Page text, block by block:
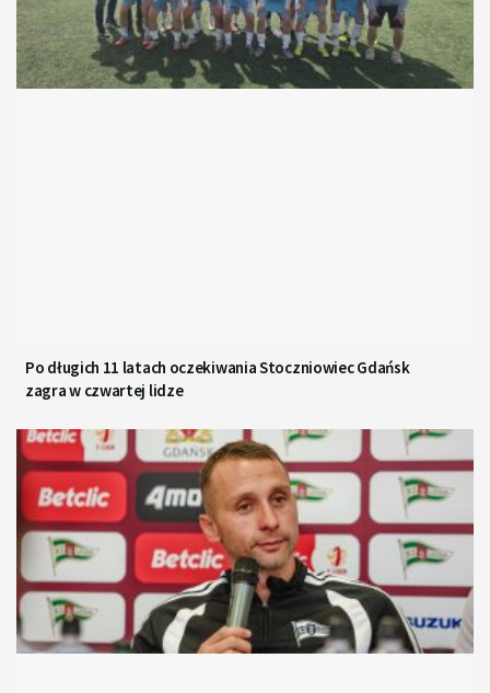
Po długich 11 latach oczekiwania Stoczniowiec Gdańsk
zagra w czwartej lidze